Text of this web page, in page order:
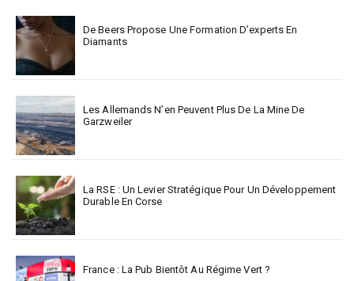
De Beers Propose Une Formation D’experts En
Diamants
Les Allemands N’en Peuvent Plus De La Mine De
Garzweiler
La RSE : Un Levier Stratégique Pour Un Développement
Durable En Corse
France : La Pub Bientôt Au Régime Vert ?